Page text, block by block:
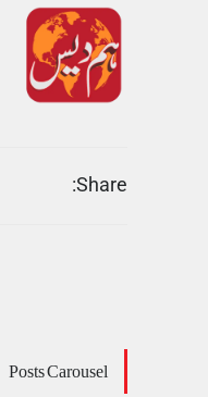
Share:
Posts Carousel